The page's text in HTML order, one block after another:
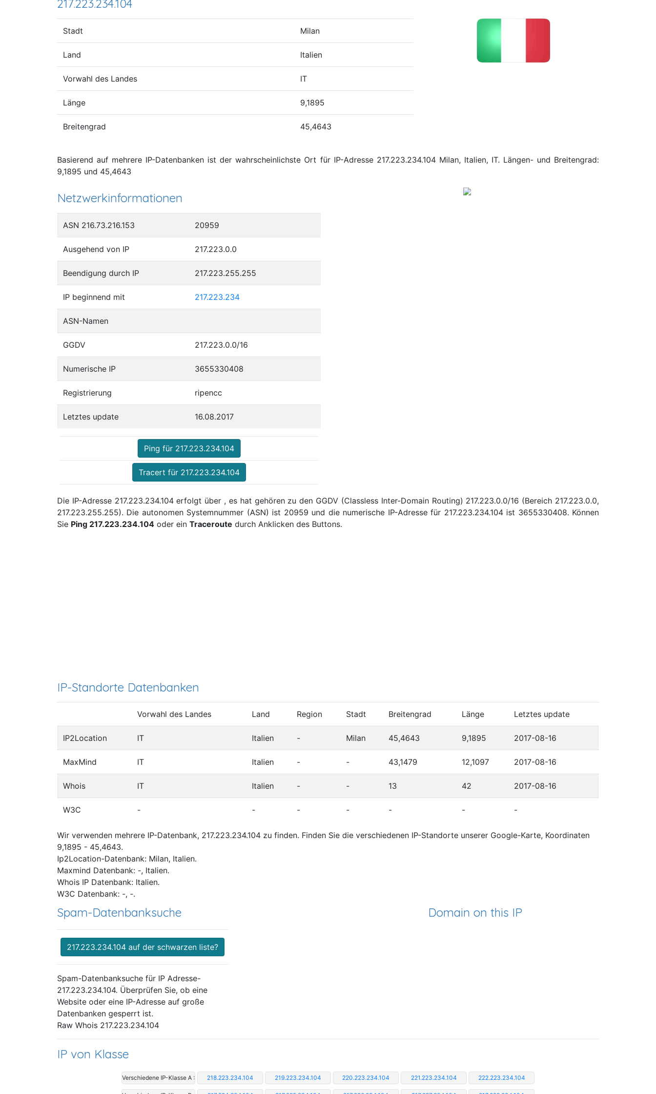
217.223.234.104
Stadt Milan
Land Italien
Vorwahl des Landes IT
Länge 9,1895
Breitengrad 45,4643
Basierend auf mehrere IP-Datenbanken ist der wahrscheinlichste Ort für IP-Adresse 217.223.234.104 Milan, Italien, IT. Längen- und Breitengrad:
9,1895 und 45,4643
Netzwerkinformationen
ASN 216.73.216.153 20959
Ausgehend von IP 217.223.0.0
Beendigung durch IP 217.223.255.255
IP beginnend mit 217.223.234
ASN-Namen
GGDV 217.223.0.0/16
Numerische IP 3655330408
Registrierung ripencc
Letztes update 16.08.2017
Ping für 217.223.234.104
Tracert für 217.223.234.104
Die IP-Adresse 217.223.234.104 erfolgt über , es hat gehören zu den GGDV (Classless Inter-Domain Routing) 217.223.0.0/16 (Bereich 217.223.0.0,
217.223.255.255). Die autonomen Systemnummer (ASN) ist 20959 und die numerische IP-Adresse für 217.223.234.104 ist 3655330408. Können
Sie Ping 217.223.234.104 oder ein Traceroute durch Anklicken des Buttons.
IP-Standorte Datenbanken
Vorwahl des Landes Land Region Stadt Breitengrad Länge Letztes update
IP2Location IT Italien - Milan 45,4643 9,1895 2017-08-16
MaxMind IT Italien - - 43,1479 12,1097 2017-08-16
Whois IT Italien - - 13 42 2017-08-16
W3C - - - - - - -
Wir verwenden mehrere IP-Datenbank, 217.223.234.104 zu finden. Finden Sie die verschiedenen IP-Standorte unserer Google-Karte, Koordinaten
9,1895 - 45,4643.
Ip2Location-Datenbank: Milan, Italien.
Maxmind Datenbank: -, Italien.
Whois IP Datenbank: Italien.
W3C Datenbank: -, -.
Spam-Datenbanksuche
217.223.234.104 auf der schwarzen liste?
Spam-Datenbanksuche für IP Adresse-
217.223.234.104. Überprüfen Sie, ob eine
Website oder eine IP-Adresse auf große
Datenbanken gesperrt ist.
Domain on this IP
Raw Whois 217.223.234.104
IP von Klasse
Verschiedene IP-Klasse A : 218.223.234.104 219.223.234.104 220.223.234.104 221.223.234.104 222.223.234.104